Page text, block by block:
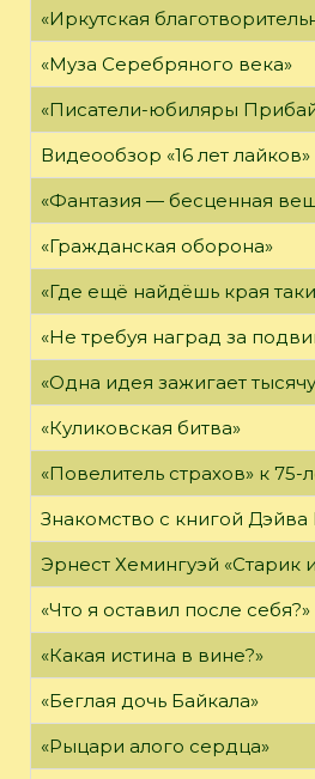
«Иркутская
«Муза Серебряного века»
«Писатели-юбиляры
Видеообзор «16 лет лайков»
«Фантазия — бесценная
«Гражданская оборона»
«Где ещё найдёшь края
«Не требуя наград за
«Одна идея зажигает
«Куликовская битва»
«Повелитель страхов» к
Знакомство с книгой
Эрнест Хемингуэй «Старик
«Что я оставил после себя?»
«Какая истина в вине?»
«Беглая дочь Байкала»
«Рыцари алого сердца»